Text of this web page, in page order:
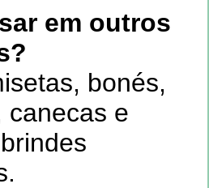
em outros
bonés,
canecas e